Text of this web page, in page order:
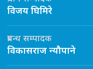
विजय घिमिरे
प्रबन्ध सम्पादक
विकासराज न्यौपाने